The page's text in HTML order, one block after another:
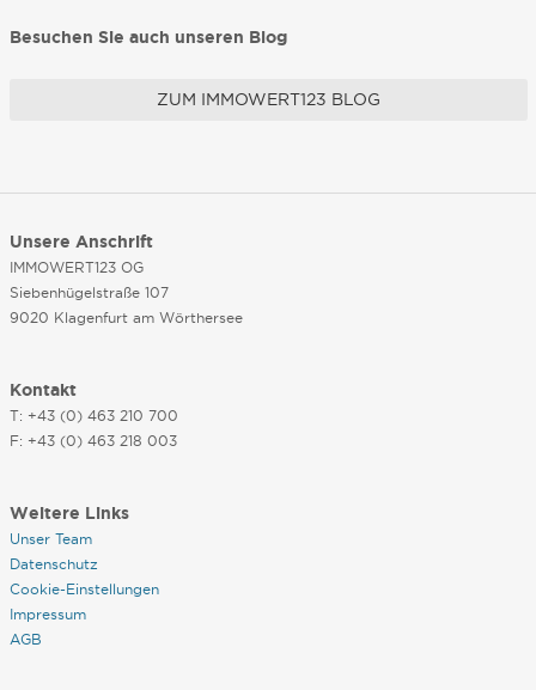
Besuchen Sie auch unseren Blog
ZUM IMMOWERT123 BLOG
Unsere Anschrift
IMMOWERT123 OG
Siebenhügelstraße 107
9020 Klagenfurt am Wörthersee
Kontakt
T: +43 (0) 463 210 700
F: +43 (0) 463 218 003
Weitere Links
Unser Team
Datenschutz
Cookie-Einstellungen
Impressum
AGB